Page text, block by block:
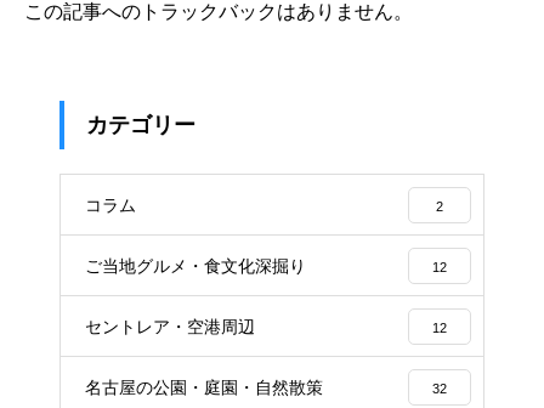
この記事へのトラックバックはありません。
カテゴリー
コラム 2
ご当地グルメ・食文化深掘り 12
セントレア・空港周辺 12
名古屋の公園・庭園・自然散策 32